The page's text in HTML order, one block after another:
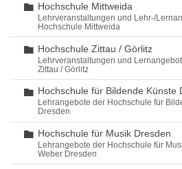
Ordner
Hochschule Mittweida
Lehrveranstaltungen und Lehr-/
Hochschule Mittweida
Ordner
Hochschule Zittau / Görlitz
Lehrveranstaltungen und
Zittau / Görlitz
Ordner
Hochschule für Bildende Künste
Lehrangebote der Hochschule für
Dresden
Ordner
Hochschule für Musik Dresden
Lehrangebote der Hochschule für
Weber Dresden